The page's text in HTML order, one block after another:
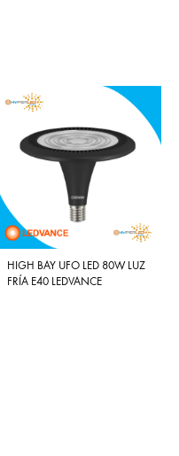
HIGH BAY UFO LED 80W LUZ
FRÍA E40 LEDVANCE